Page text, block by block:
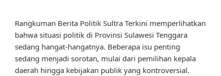
Rangkuman Berita Politik Sultra Terkini memperlihatkan
bahwa situasi politik di Provinsi Sulawesi Tenggara
sedang hangat-hangatnya. Beberapa isu penting
sedang menjadi sorotan, mulai dari pemilihan kepala
daerah hingga kebijakan publik yang kontroversial.